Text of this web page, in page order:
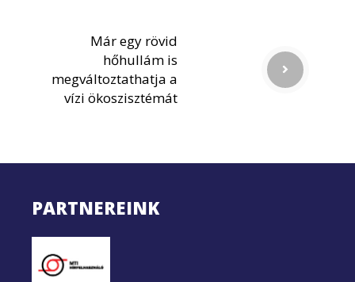
Már egy rövid
hőhullám is
megváltoztathatja a
vízi ökoszisztémát
PARTNEREINK